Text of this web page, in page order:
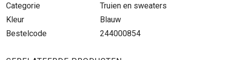
Categorie
Truien en sweaters
Kleur
Blauw
Bestelcode
244000854